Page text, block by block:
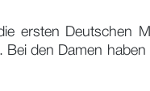
ersten Deutschen
den Damen